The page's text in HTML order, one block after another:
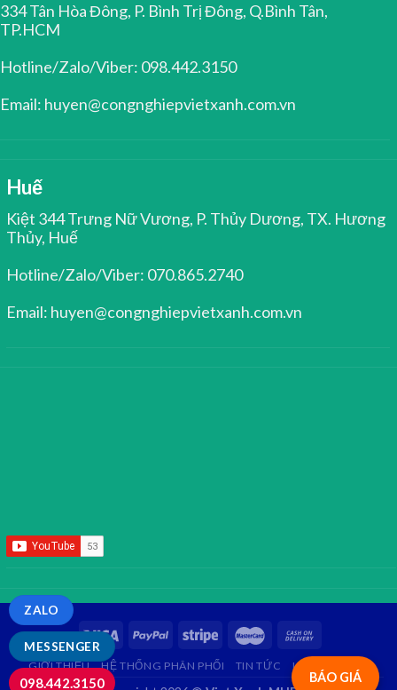
334 Tân Hòa Đông, P. Bình Trị Đông, Q.Bình Tân,
TP.HCM
Hotline/Zalo/Viber: 098.442.3150
Email: huyen@congnghiepvietxanh.com.vn
Huế
Kiệt 344 Trưng Nữ Vương, P. Thủy Dương, TX. Hương
Thủy, Huế
Hotline/Zalo/Viber: 070.865.2740
Email: huyen@congnghiepvietxanh.com.vn
BÁO GIÁ
GIỚI THIỆU HỆ THỐNG PHÂN PHỐI TIN TỨC LIÊN HỆ
MESSENGER
ZALO
098.442.3150